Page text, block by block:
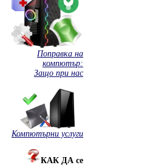
Поправка на
компютър:
Защо при нас
Компютърни услуги
КАК ДА се